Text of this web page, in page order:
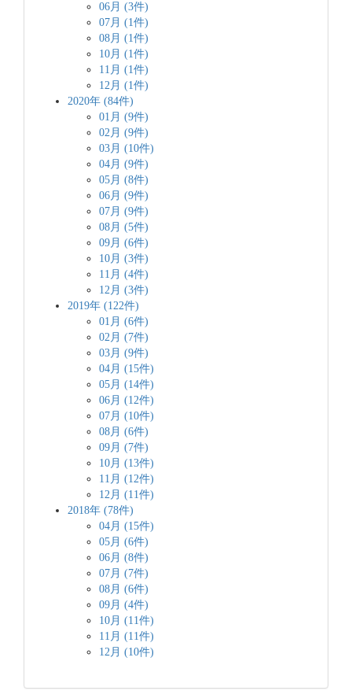
06月 (3件)
07月 (1件)
08月 (1件)
10月 (1件)
11月 (1件)
12月 (1件)
2020年 (84件)
01月 (9件)
02月 (9件)
03月 (10件)
04月 (9件)
05月 (8件)
06月 (9件)
07月 (9件)
08月 (5件)
09月 (6件)
10月 (3件)
11月 (4件)
12月 (3件)
2019年 (122件)
01月 (6件)
02月 (7件)
03月 (9件)
04月 (15件)
05月 (14件)
06月 (12件)
07月 (10件)
08月 (6件)
09月 (7件)
10月 (13件)
11月 (12件)
12月 (11件)
2018年 (78件)
04月 (15件)
05月 (6件)
06月 (8件)
07月 (7件)
08月 (6件)
09月 (4件)
10月 (11件)
11月 (11件)
12月 (10件)